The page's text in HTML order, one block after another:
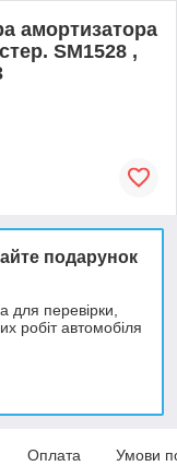
амортизатора
SM1528 ,
подарунок
для перевірки,
робіт автомобіля
Оплата Умови